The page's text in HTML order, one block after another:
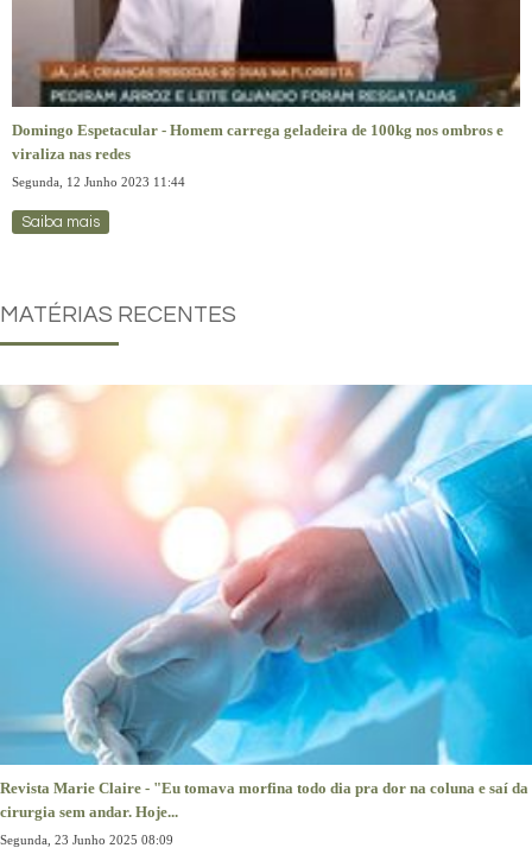
Domingo Espetacular - Homem carrega geladeira de 100kg nos ombros e
viraliza nas redes
Segunda, 12 Junho 2023 11:44
Saiba mais
MATÉRIAS RECENTES
Revista Marie Claire - "Eu tomava morfina todo dia pra dor na coluna e saí da
cirurgia sem andar. Hoje...
Segunda, 23 Junho 2025 08:09